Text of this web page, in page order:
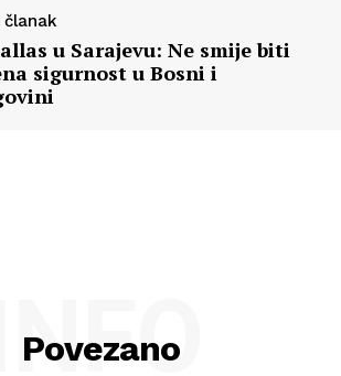
članak
u Sarajevu: Ne smije biti
sigurnost u Bosni i
Povezano
INFO